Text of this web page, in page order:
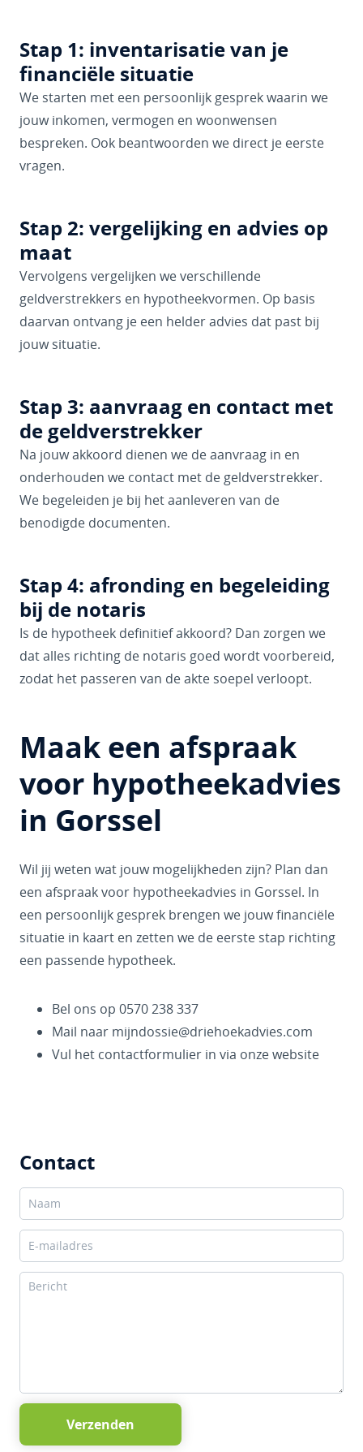
Stap 1: inventarisatie van je
financiële situatie
We starten met een persoonlijk gesprek waarin we
jouw inkomen, vermogen en woonwensen
bespreken. Ook beantwoorden we direct je eerste
vragen.
Stap 2: vergelijking en advies op
maat
Vervolgens vergelijken we verschillende
geldverstrekkers en hypotheekvormen. Op basis
daarvan ontvang je een helder advies dat past bij
jouw situatie.
Stap 3: aanvraag en contact met
de geldverstrekker
Na jouw akkoord dienen we de aanvraag in en
onderhouden we contact met de geldverstrekker.
We begeleiden je bij het aanleveren van de
benodigde documenten.
Stap 4: afronding en begeleiding
bij de notaris
Is de hypotheek definitief akkoord? Dan zorgen we
dat alles richting de notaris goed wordt voorbereid,
zodat het passeren van de akte soepel verloopt.
Maak een afspraak
voor hypotheekadvies
in Gorssel
Wil jij weten wat jouw mogelijkheden zijn? Plan dan
een afspraak voor hypotheekadvies in Gorssel. In
een persoonlijk gesprek brengen we jouw financiële
situatie in kaart en zetten we de eerste stap richting
een passende hypotheek.
Bel ons op 0570 238 337
Mail naar mijndossie@driehoekadvies.com
Vul het contactformulier in via onze website
Contact
Verzenden